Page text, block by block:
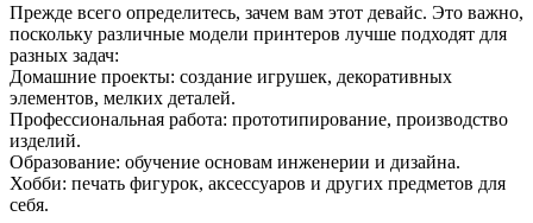
Прежде всего определитесь, зачем вам этот девайс. Это важно,
поскольку различные модели принтеров лучше подходят для
разных задач:
Домашние проекты: создание игрушек, декоративных
элементов, мелких деталей.
Профессиональная работа: прототипирование, производство
изделий.
Образование: обучение основам инженерии и дизайна.
Хобби: печать фигурок, аксессуаров и других предметов для
себя.